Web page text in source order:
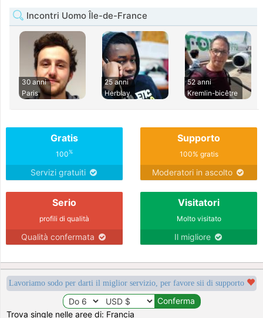
Incontri Uomo Île-de-France
30 anni
Paris
25 anni
Herblay
52 anni
Kremlin-bicêtre
Gratis
100%
Servizi gratuiti
Supporto
100% gratis
Moderatori in ascolto
Serio
profili di qualità
Qualità confermata
Visitatori
Molto visitato
Il migliore
Lavoriamo sodo per darti il miglior servizio, per favore sii di supporto
Trova single nelle aree di: Francia